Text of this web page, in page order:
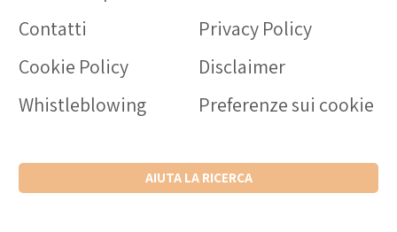
Contatti
Privacy Policy
Cookie Policy
Disclaimer
Whistleblowing
Preferenze sui cookie
AIUTA LA RICERCA